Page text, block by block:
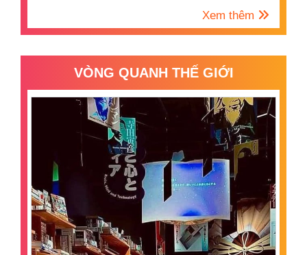
Xem thêm
VÒNG QUANH THẾ GIỚI